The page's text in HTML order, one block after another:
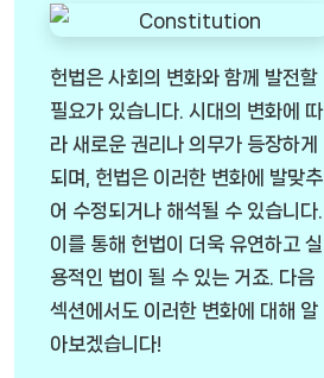
헌법은 사회의 변화와 함께 발전할
필요가 있습니다. 시대의 변화에 따
라 새로운 권리나 의무가 등장하게
되며, 헌법은 이러한 변화에 발맞추
어 수정되거나 해석될 수 있습니다.
이를 통해 헌법이 더욱 유연하고 실
용적인 법이 될 수 있는 거죠. 다음
섹션에서도 이러한 변화에 대해 알
아보겠습니다!